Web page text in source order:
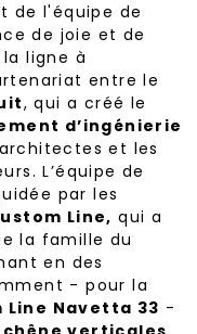
de l'équipe de
de joie et de
ligne à
entre le
, qui a créé le
d’ingénierie
et les
L’équipe de
par les
Line, qui a
la famille du
en des
- pour la
Line Navetta 33 -